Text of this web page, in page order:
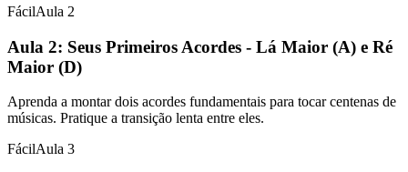
FácilAula 2
Aula 2: Seus Primeiros Acordes - Lá Maior (A) e Ré
Maior (D)
Aprenda a montar dois acordes fundamentais para tocar centenas de
músicas. Pratique a transição lenta entre eles.
FácilAula 3